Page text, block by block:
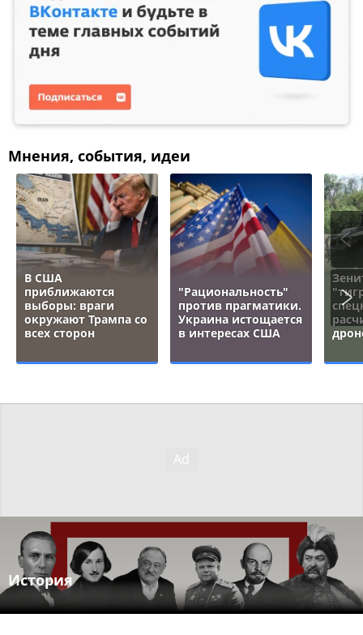
Мнения, события, идеи
В США
приближаются
выборы: враги
окружают Трампа со
всех сторон
"Рациональность"
против прагматики.
Украина истощается
в интересах США
История